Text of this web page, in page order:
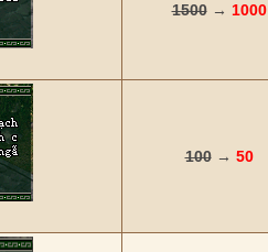
1500→ 1000
100→ 50